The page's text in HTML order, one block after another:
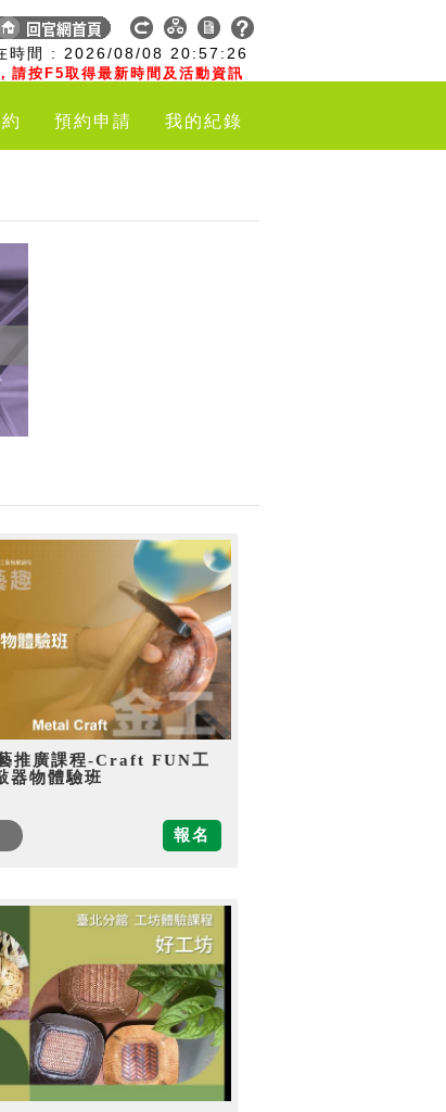
時間 : 2026/08/08 20:57:27
請按F5取得最新時間及活動資訊
預約申請 我的紀錄
推廣課程-Craft FUN工
器物體驗班
報名